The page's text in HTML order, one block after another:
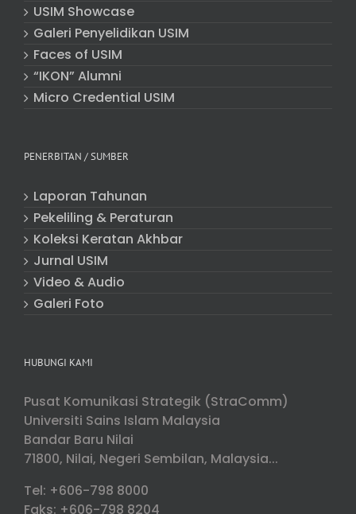
USIM Showcase
Galeri Penyelidikan USIM
Faces of USIM
“IKON” Alumni
Micro Credential USIM
PENERBITAN / SUMBER
Laporan Tahunan
Pekeliling & Peraturan
Koleksi Keratan Akhbar
Jurnal USIM
Video & Audio
Galeri Foto
HUBUNGI KAMI
Pusat Komunikasi Strategik (StraComm)
Universiti Sains Islam Malaysia
Bandar Baru Nilai
71800, Nilai, Negeri Sembilan, Malaysia...
Tel: +606-798 8000
Faks: +606-798 8204